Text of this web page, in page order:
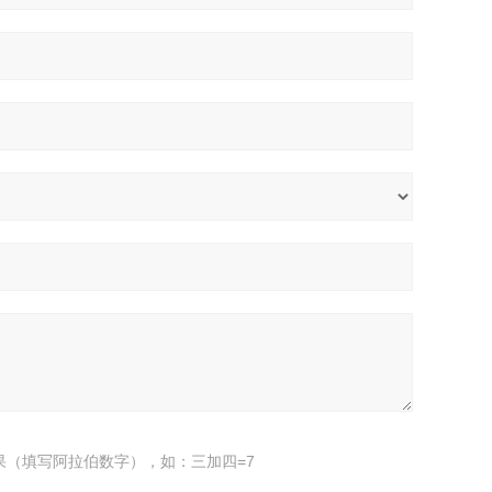
（填写阿拉伯数字），如：三加四=7